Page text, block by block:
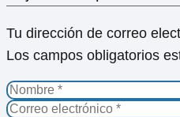
Tu dirección de correo
Los campos obligatorios